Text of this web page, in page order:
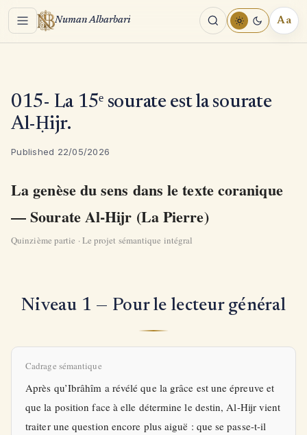
Menu Numan Albarbari Aa
015- La 15ᵉ sourate est la sourate
Al-Ḥijr.
Published 22/05/2026
La genèse du sens dans le texte coranique
— Sourate Al-Hijr (La Pierre)
Quinzième partie · Le projet sémantique intégral
Niveau 1 — Pour le lecteur général
Cadrage sémantique
Après qu’Ibrâhîm a révélé que la grâce est une épreuve et
que la position face à elle détermine le destin, Al-Hijr vient
traiter une question encore plus aiguë : que se passe-t-il